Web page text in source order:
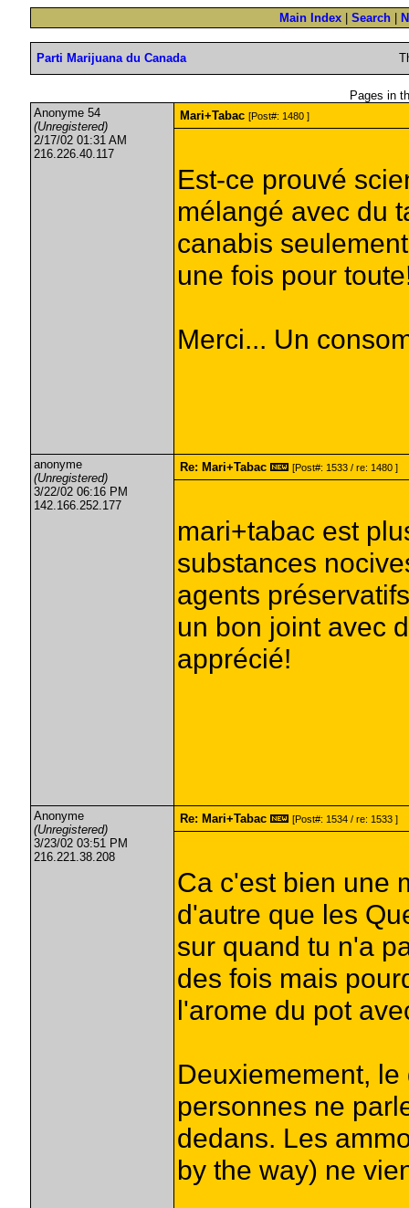
Main Index Search
Parti Marijuana du Canada
Pages in
Anonyme 54
(Unregistered)
2/17/02 01:31 AM
216.226.40.117
Mari+Tabac [Post#: 1480 ]
Est-ce prouvé
mélangé avec du
canabis
une fois pour
Merci... Un
anonyme
(Unregistered)
3/22/02 06:16 PM
142.166.252.177
Re: Mari+Tabac [Post#: 1533 / re: 1480 ]
mari+tabac est
substances
agents
un bon joint avec
apprécié!
Anonyme
(Unregistered)
3/23/02 03:51 PM
216.221.38.208
Re: Mari+Tabac [Post#: 1534 / re: 1533 ]
Ca c'est bien une
d'autre que les
sur quand tu n'a
des fois mais
l'arome du pot
Deuxiemement,
personnes ne
dedans. Les
by the way) ne